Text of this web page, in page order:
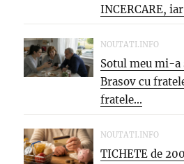
INCERCARE,
NOUTATI.INFO
Sotul meu mi-a
Brasov cu
fratele...
NOUTATI.INFO
TICHETE de